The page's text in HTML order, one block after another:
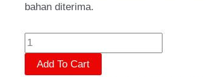
bahan diterima.
Add To Cart